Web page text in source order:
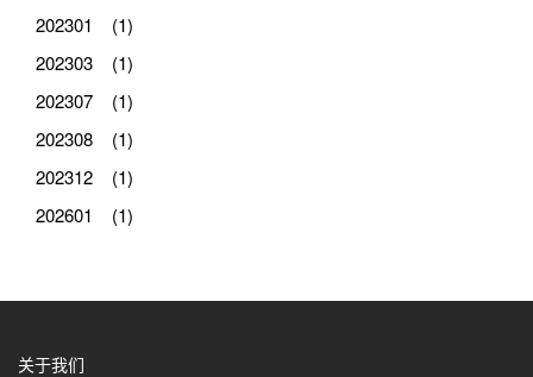
202301 (1)
202303 (1)
202307 (1)
202308 (1)
202312 (1)
202601 (1)
关于我们